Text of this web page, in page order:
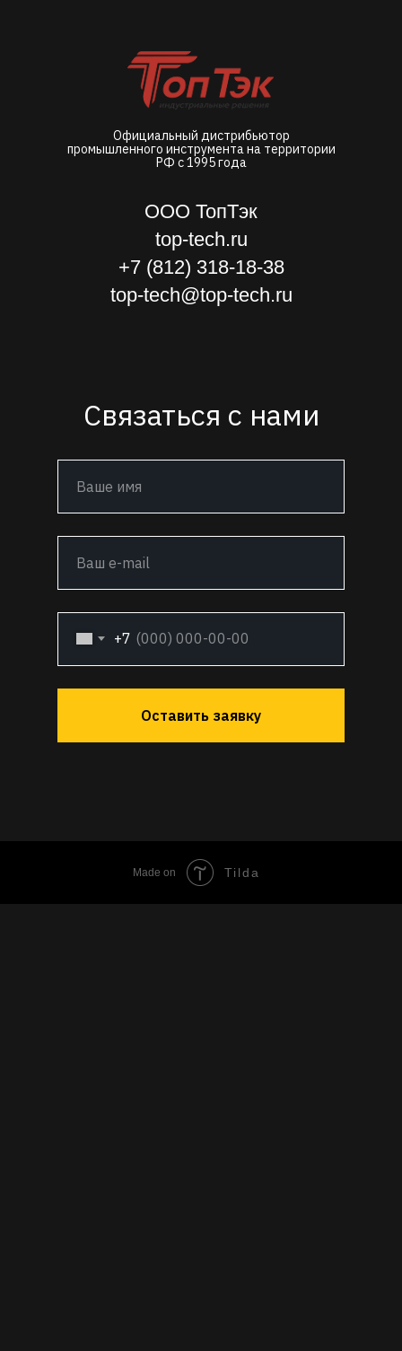
+7
Оставить заявку
ООО ТопТэк
top-tech.ru
+7 (812) 318-18-38
top-tech@top-tech.ru
Официальный дистрибьютор
промышленного инструмента на территории
РФ с 1995 года
Связаться с нами
Made on Tilda